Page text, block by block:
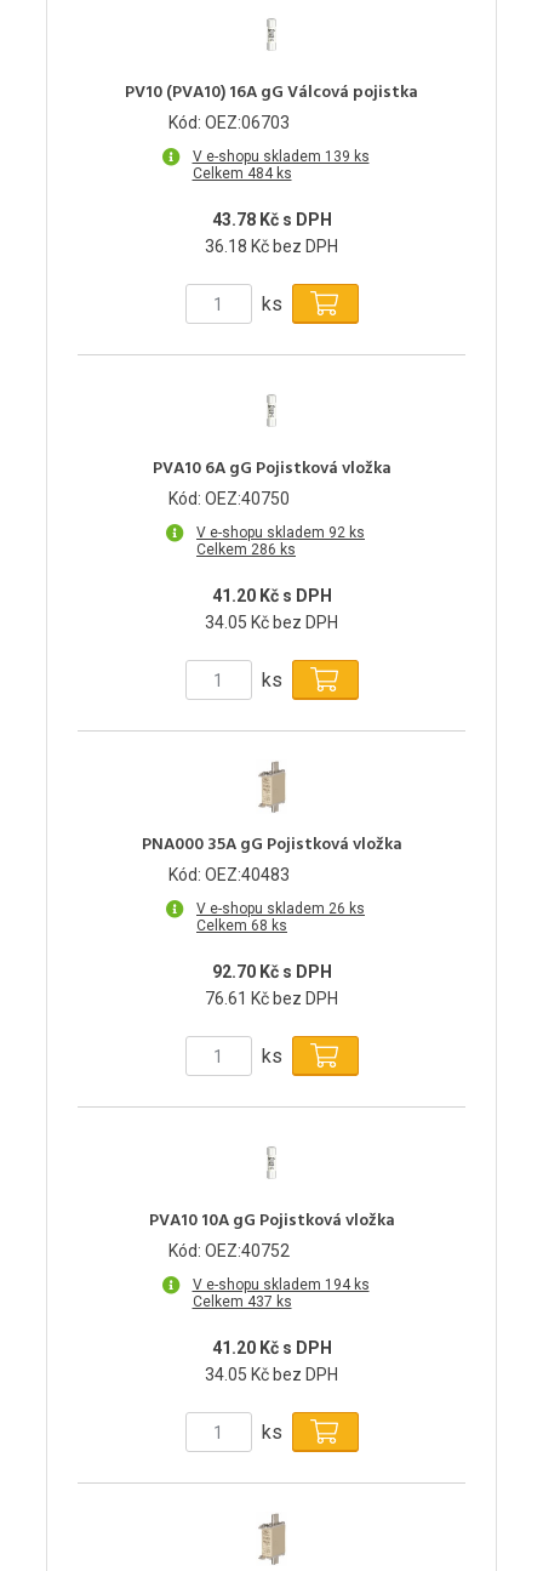
PV10 (PVA10) 16A gG Válcová pojistka
Kód: OEZ:06703
V e-shopu skladem 139 ks
Celkem 484 ks
43.78 Kč s DPH
36.18 Kč bez DPH
ks
PVA10 6A gG Pojistková vložka
Kód: OEZ:40750
V e-shopu skladem 92 ks
Celkem 286 ks
41.20 Kč s DPH
34.05 Kč bez DPH
ks
PNA000 35A gG Pojistková vložka
Kód: OEZ:40483
V e-shopu skladem 26 ks
Celkem 68 ks
92.70 Kč s DPH
76.61 Kč bez DPH
ks
PVA10 10A gG Pojistková vložka
Kód: OEZ:40752
V e-shopu skladem 194 ks
Celkem 437 ks
41.20 Kč s DPH
34.05 Kč bez DPH
ks